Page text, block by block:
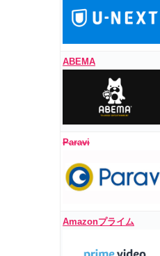
ABEMA
Paravi
Amazonプライム